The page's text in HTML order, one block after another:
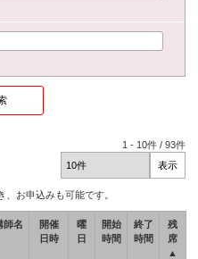
1 - 10件 /93件
お申込みも可能です。
師名
開催
日時
曜
日
開始
時間
終了
時間
残
席
▲